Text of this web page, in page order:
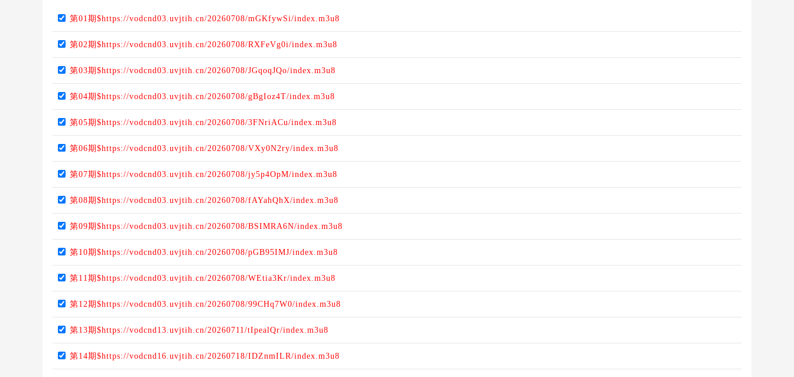
第01期$https://vodcnd03.uvjtih.cn/20260708/mGKfywSi/index.m3u8
第02期$https://vodcnd03.uvjtih.cn/20260708/RXFeVg0i/index.m3u8
第03期$https://vodcnd03.uvjtih.cn/20260708/JGqoqJQo/index.m3u8
第04期$https://vodcnd03.uvjtih.cn/20260708/gBgIoz4T/index.m3u8
第05期$https://vodcnd03.uvjtih.cn/20260708/3FNriACu/index.m3u8
第06期$https://vodcnd03.uvjtih.cn/20260708/VXy0N2ry/index.m3u8
第07期$https://vodcnd03.uvjtih.cn/20260708/jy5p4OpM/index.m3u8
第08期$https://vodcnd03.uvjtih.cn/20260708/fAYahQhX/index.m3u8
第09期$https://vodcnd03.uvjtih.cn/20260708/BSIMRA6N/index.m3u8
第10期$https://vodcnd03.uvjtih.cn/20260708/pGB95IMJ/index.m3u8
第11期$https://vodcnd03.uvjtih.cn/20260708/WEtia3Kr/index.m3u8
第12期$https://vodcnd03.uvjtih.cn/20260708/99CHq7W0/index.m3u8
第13期$https://vodcnd13.uvjtih.cn/20260711/tIpealQr/index.m3u8
第14期$https://vodcnd16.uvjtih.cn/20260718/IDZnmILR/index.m3u8